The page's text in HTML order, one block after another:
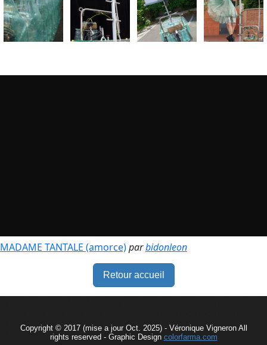
MADAME TANTALE (amorce)parbidonleon
Retour accueil
Copyright © 2017 (mise a jour Oct. 2025) - Véronique Vigneron All
rights reserved - Graphic Design colorfarma.com